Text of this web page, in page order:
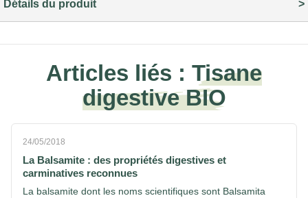
Détails du produit
Articles liés : Tisane
digestive BIO
24/05/2018
La Balsamite : des propriétés digestives et
carminatives reconnues
La balsamite dont les noms scientifiques sont Balsamita